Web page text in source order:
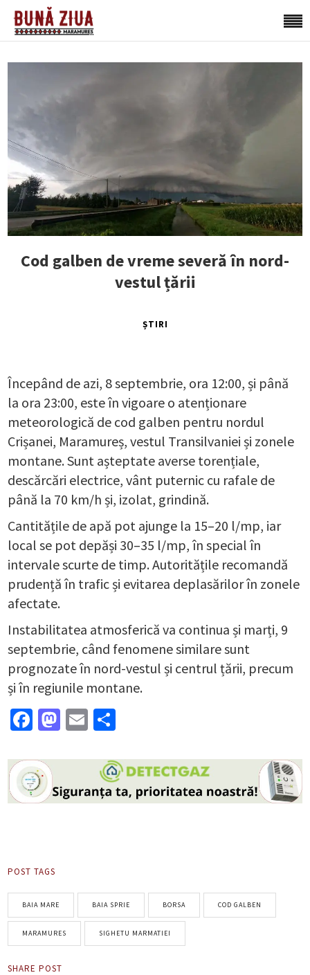
Cod galben de vreme severă în nord-
vestul țării
ȘTIRI
Începând de azi, 8 septembrie, ora 12:00, și până
la ora 23:00, este în vigoare o atenționare
meteorologică de cod galben pentru nordul
Crișanei, Maramureș, vestul Transilvaniei și zonele
montane. Sunt așteptate averse torențiale,
descărcări electrice, vânt puternic cu rafale de
până la 70 km/h și, izolat, grindină.
Cantitățile de apă pot ajunge la 15–20 l/mp, iar
local se pot depăși 30–35 l/mp, în special în
intervale scurte de timp. Autoritățile recomandă
prudență în trafic și evitarea deplasărilor în zonele
afectate.
Instabilitatea atmosferică va continua și marți, 9
septembrie, când fenomene similare sunt
prognozate în nord-vestul și centrul țării, precum
și în regiunile montane.
Facebook
Mastodon
Email
POST TAGS
BAIA MARE BAIA SPRIE BORSA COD GALBEN
MARAMURES SIGHETU MARMATIEI
SHARE POST